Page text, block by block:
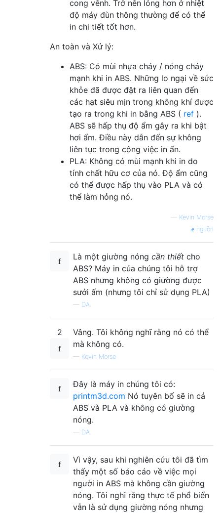
cong vênh. Trở nên lỏng hơn ở nhiệt
độ máy đùn thông thường để có thể
in chi tiết tốt hơn.
An toàn và Xử lý:
ABS: Có mùi nhựa cháy / nóng chảy
mạnh khi in ABS. Những lo ngại về sức
khỏe đã được đặt ra liên quan đến
các hạt siêu mịn trong không khí được
tạo ra trong khi in bằng ABS ( ref ).
ABS sẽ hấp thụ độ ẩm gây ra khi bật
hơi ẩm. Điều này dẫn đến sự không
liên tục trong công việc in ấn.
PLA: Không có mùi mạnh khi in do
tính chất hữu cơ của nó. Độ ẩm cũng
có thể được hấp thụ vào PLA và có
thể làm hỏng nó.
— Kevin Morse
nguồn
Là một giường nóng cần thiết cho
ABS? Máy in của chúng tôi hỗ trợ
ABS nhưng không có giường được
sưởi ấm (nhưng tôi chỉ sử dụng PLA)
— DA.
2
Vâng. Tôi không nghĩ rằng nó có thể
mà không có.
— Kevin Morse
Đây là máy in chúng tôi có:
printm3d.com Nó tuyên bố sẽ in cả
ABS và PLA và không có giường
nóng.
— DA.
Vì vậy, sau khi nghiên cứu tôi đã tìm
thấy một số báo cáo về việc mọi
người in ABS mà không cần giường
nóng. Tôi nghĩ rằng thực tế phổ biến
vẫn là sử dụng giường nóng nhưng